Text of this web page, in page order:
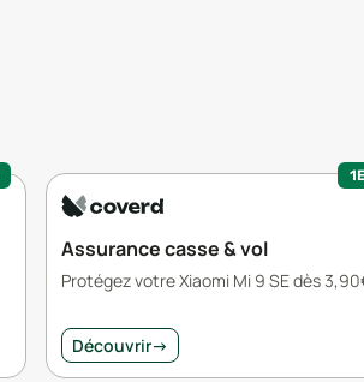
Assurance casse & vol
Protégez votre Xiaomi Mi 9 SE dès
Découvrir→